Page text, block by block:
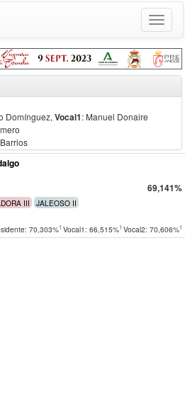
Toggle
Domínguez, Vocal1: Manuel Donaire
III
JALEOSO II
69,141%
70,303%1 Vocal1: 66,515%1 Vocal2: 70,606%1